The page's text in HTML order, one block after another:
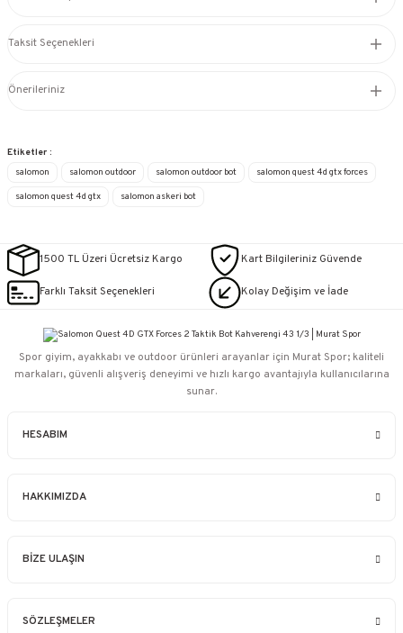
Taksit Seçenekleri
Önerileriniz
Etiketler :
salomon
salomon outdoor salomon outdoor bot salomon quest 4d gtx forces
salomon quest 4d gtx salomon askeri bot
1500 TL Üzeri Ücretsiz Kargo Kart Bilgileriniz Güvende
Farklı Taksit Seçenekleri Kolay Değişim ve İade
HESABIM
HAKKIMIZDA
BİZE ULAŞIN
SÖZLEŞMELER
Spor giyim, ayakkabı ve outdoor ürünleri arayanlar için Murat Spor; kaliteli
markaları, güvenli alışveriş deneyimi ve hızlı kargo avantajıyla kullanıcılarına
sunar.